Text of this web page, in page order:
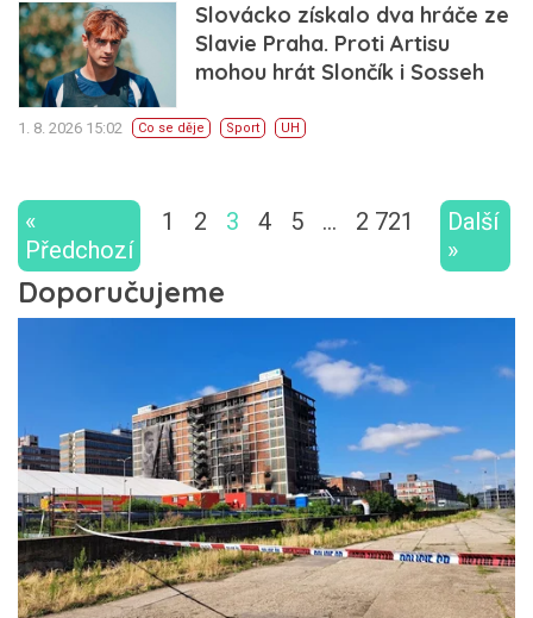
Slovácko získalo dva hráče ze
Slavie Praha. Proti Artisu
mohou hrát Slončík i Sosseh
1. 8. 2026 15:02 Co se děje Sport UH
«
Předchozí
1 2 3 4 5 … 2 721
Další
»